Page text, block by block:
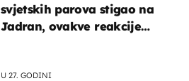
svjetskih parova stigao na
Jadran, ovakve reakcije
U 27. GODINI